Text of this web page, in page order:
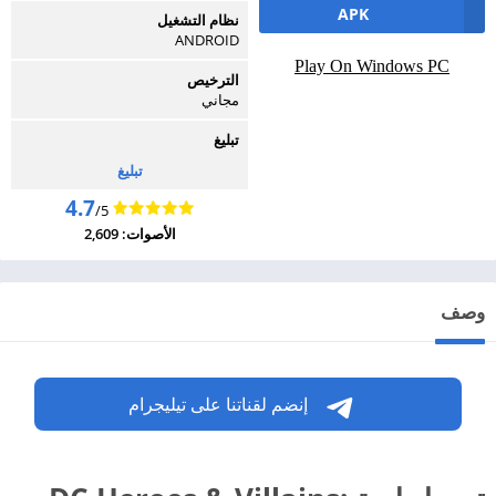
APK
Play On Windows PC
نظام التشغيل
ANDROID
الترخيص
مجاني
تبليغ
تبليغ
4.7/5
الأصوات: 2,609
وصف
إنضم لقناتنا على تيليجرام